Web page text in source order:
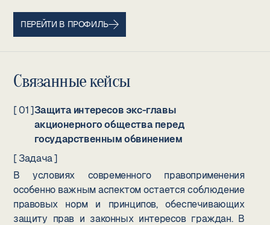
ПЕРЕЙТИ В ПРОФИЛЬ
Связанные кейсы
[ 01 ]Защита интересов экс-главы
акционерного общества перед
государственным обвинением
[ Задача ]
В условиях современного правоприменения
особенно важным аспектом остается соблюдение
правовых норм и принципов, обеспечивающих
защиту прав и законных интересов граждан. В